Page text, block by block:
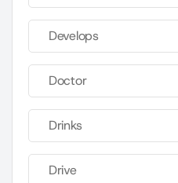
Develops
Doctor
Drinks
Drive